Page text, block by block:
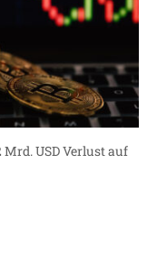
USD Verlust auf